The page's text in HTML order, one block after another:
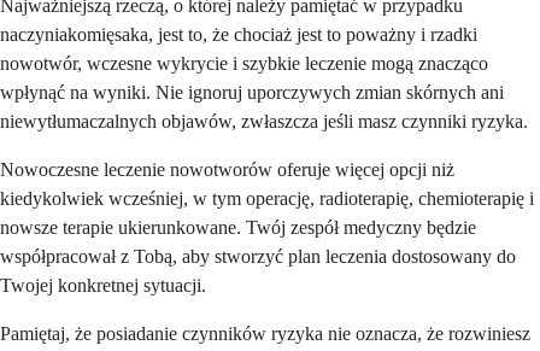
Najważniejszą rzeczą, o której należy pamiętać w przypadku
naczyniakomięsaka, jest to, że chociaż jest to poważny i rzadki
nowotwór, wczesne wykrycie i szybkie leczenie mogą znacząco
wpłynąć na wyniki. Nie ignoruj uporczywych zmian skórnych ani
niewytłumaczalnych objawów, zwłaszcza jeśli masz czynniki ryzyka.
Nowoczesne leczenie nowotworów oferuje więcej opcji niż
kiedykolwiek wcześniej, w tym operację, radioterapię, chemioterapię i
nowsze terapie ukierunkowane. Twój zespół medyczny będzie
współpracował z Tobą, aby stworzyć plan leczenia dostosowany do
Twojej konkretnej sytuacji.
Pamiętaj, że posiadanie czynników ryzyka nie oznacza, że rozwiniesz